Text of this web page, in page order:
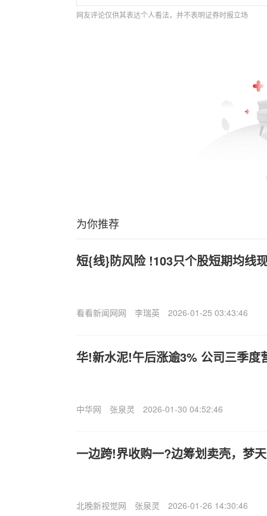
网友评论仅供其表达个人看法，并不表明证券时报立场
为你推荐
短{线}防风险 !103只个股短期均线
看看新闻网网 李瑞英 2026-01-25 03:43:46
华!新水泥!午后涨逾3% 公司三季度
中华网 张泉灵 2026-01-30 04:52:46
一边跨!界收购一?边筹划卖壳，梦
北晚新视觉网 张泉灵 2026-01-26 14:30:46